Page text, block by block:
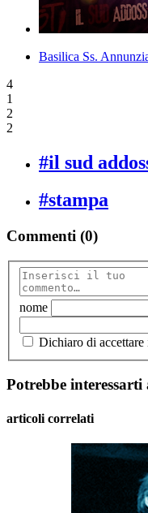
Basilica Ss.
4
1
2
2
#il sud
#stampa
Commenti (0)
nome
Dichiaro di accettare
Potrebbe
articoli correlati